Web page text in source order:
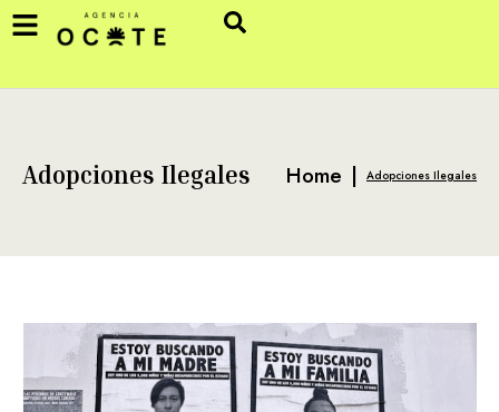
Adopciones Ilegales Home | Adopciones Ilegales